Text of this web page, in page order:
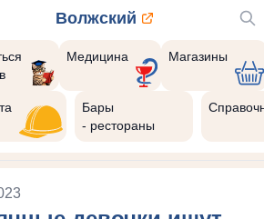
Волжский
Медицина Магазины
Бары
- рестораны